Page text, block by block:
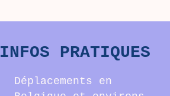
INFOS PRATIQUES
Déplacements en